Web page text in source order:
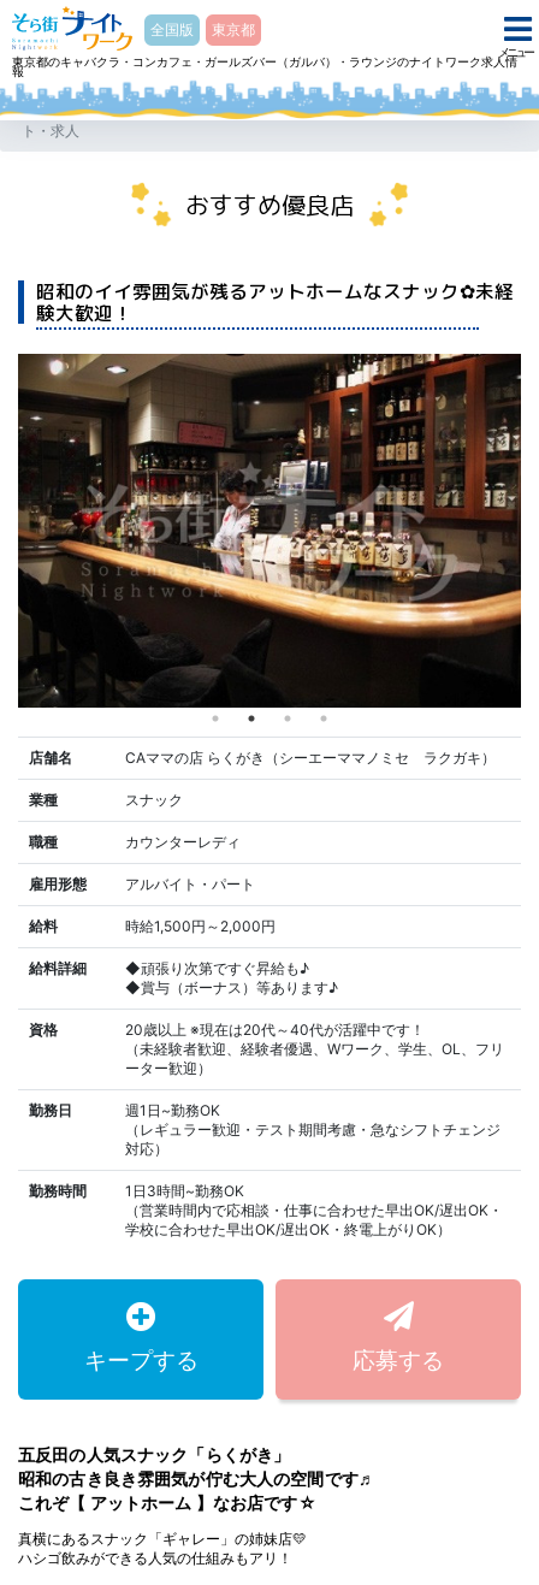
メニュー
そら街ナイトワーク
全国版
東京都
東京都のキャバクラ・コンカフェ・ガールズバー（ガルバ）・ラウンジのナイトワーク求人情
報
ホーム
スナック CAママの店 らくがきシーエーママノミセ ラクガキのアルバイ
ト・求人
おすすめ優良店
昭和のイイ雰囲気が残るアットホームなスナック✿未経
験大歓迎！
店舗名 CAママの店 らくがき（シーエーママノミセ ラクガキ）
業種 スナック
職種 カウンターレディ
雇用形態 アルバイト・パート
給料 時給1,500円～2,000円
給料詳細
◆頑張り次第ですぐ昇給も♪
◆賞与（ボーナス）等あります♪
資格
20歳以上 ※現在は20代～40代が活躍中です！
（未経験者歓迎、経験者優遇、Wワーク、学生、OL、フリ
ーター歓迎）
勤務日
週1日~勤務OK
（レギュラー歓迎・テスト期間考慮・急なシフトチェンジ
対応）
勤務時間
1日3時間~勤務OK
（営業時間内で応相談・仕事に合わせた早出OK/遅出OK・
学校に合わせた早出OK/遅出OK・終電上がりOK）
キープする 応募する
五反田の人気スナック「らくがき」
昭和の古き良き雰囲気が佇む大人の空間です♬
これぞ【 アットホーム 】なお店です☆
真横にあるスナック「ギャレー」の姉妹店💛
ハシゴ飲みができる人気の仕組みもアリ！